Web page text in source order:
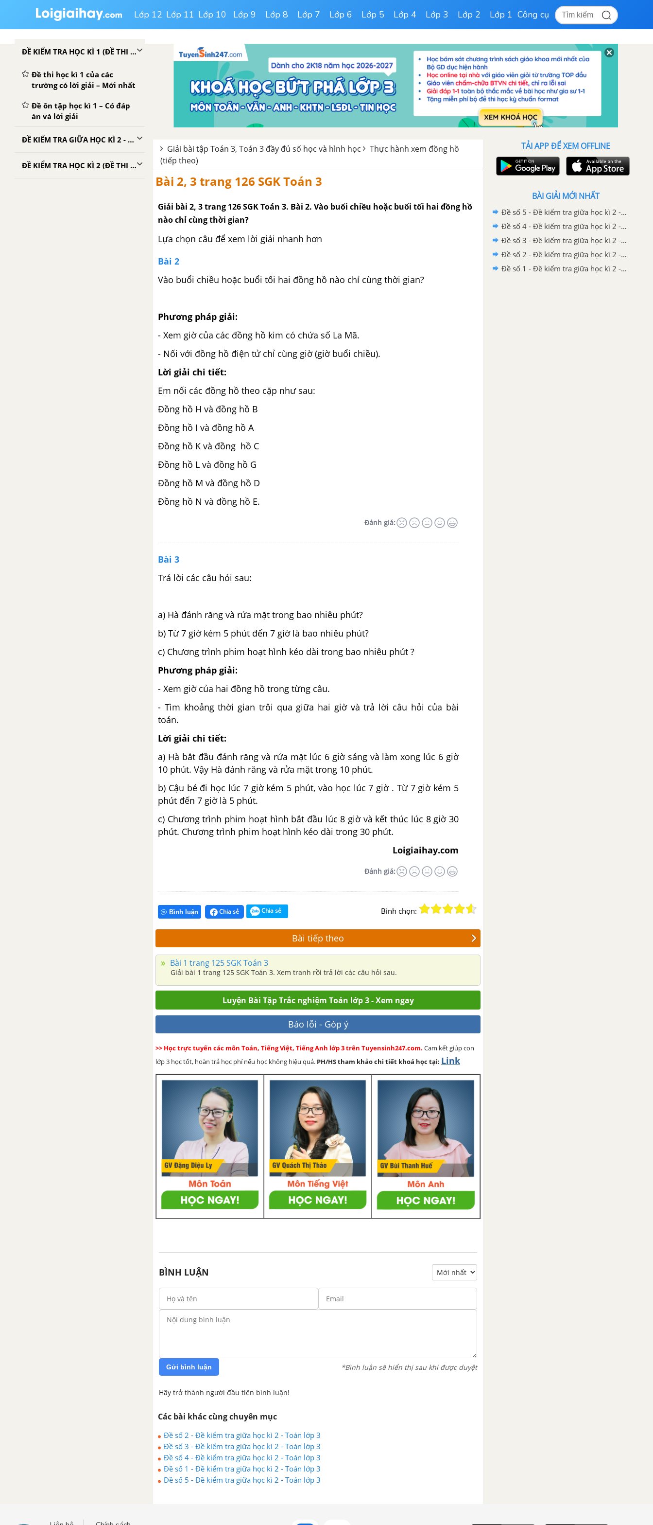
Lớp 12 Lớp 11 Lớp 10 Lớp 9 Lớp 8 Lớp 7 Lớp 6 Lớp 5 Lớp 4 Lớp 3 Lớp 2 Lớp 1 Công cụ
ĐỀ KIỂM TRA HỌC KÌ 1 (ĐỀ THI HỌC KÌ 1) - TOÁN LỚP 3
Đề thi học kì 1 của các
trường có lời giải – Mới nhất
Đề ôn tập học kì 1 – Có đáp
án và lời giải
ĐỀ KIỂM TRA GIỮA HỌC KÌ 2 - TOÁN 3
ĐỀ KIỂM TRA HỌC KÌ 2 (ĐỀ THI HỌC KÌ 2) - TOÁN LỚP 3
Giải bài tập Toán 3, Toán 3 đầy đủ số học và hình học
Thực hành xem đồng hồ
(tiếp theo)
Bài 2, 3 trang 126 SGK Toán 3
Giải bài 2, 3 trang 126 SGK Toán 3. Bài 2. Vào buổi chiều hoặc buổi tối hai đồng hồ
nào chỉ cùng thời gian?
Lựa chọn câu để xem lời giải nhanh hơn
Bài 2
Vào buổi chiều hoặc buổi tối hai đồng hồ nào chỉ cùng thời gian?
Phương pháp giải:
- Xem giờ của các đồng hồ kim có chứa số La Mã.
- Nối với đồng hồ điện tử chỉ cùng giờ (giờ buổi chiều).
Lời giải chi tiết:
Em nối các đồng hồ theo cặp như sau:
Đồng hồ H và đồng hồ B
Đồng hồ I và đồng hồ A
Đồng hồ K và đồng hồ C
Đồng hồ L và đồng hồ G
Đồng hồ M và đồng hồ D
Đồng hồ N và đồng hồ E.
Đánh giá:
Bài 3
Trả lời các câu hỏi sau:
a) Hà đánh răng và rửa mặt trong bao nhiêu phút?
b) Từ 7 giờ kém 5 phút đến 7 giờ là bao nhiêu phút?
c) Chương trình phim hoạt hình kéo dài trong bao nhiêu phút ?
Phương pháp giải:
- Xem giờ của hai đồng hồ trong từng câu.
- Tìm khoảng thời gian trôi qua giữa hai giờ và trả lời câu hỏi của bài
toán.
Lời giải chi tiết:
a) Hà bắt đầu đánh răng và rửa mặt lúc 6 giờ sáng và làm xong lúc 6 giờ
10 phút. Vậy Hà đánh răng và rửa mặt trong 10 phút.
b) Cậu bé đi học lúc 7 giờ kém 5 phút, vào học lúc 7 giờ . Từ 7 giờ kém 5
phút đến 7 giờ là 5 phút.
c) Chương trình phim hoạt hình bắt đầu lúc 8 giờ và kết thúc lúc 8 giờ 30
phút. Chương trình phim hoạt hình kéo dài trong 30 phút.
Loigiaihay.com
Đánh giá:
Bình luận Chia sẻ Chia sẻ Bình chọn:
Bài tiếp theo
Bài 1 trang 125 SGK Toán 3
Giải bài 1 trang 125 SGK Toán 3. Xem tranh rồi trả lời các câu hỏi sau.
Luyện Bài Tập Trắc nghiệm Toán lớp 3 - Xem ngay
Báo lỗi - Góp ý
>> Học trực tuyến các môn Toán, Tiếng Việt, Tiếng Anh lớp 3 trên Tuyensinh247.com. Cam kết giúp con
lớp 3 học tốt, hoàn trả học phí nếu học không hiệu quả. PH/HStham khảo chi tiết khoá học tại: Link
BÌNH LUẬN
Gửi bình luận *Bình luận sẽ hiển thị sau khi được duyệt
Hãy trở thành người đầu tiên bình luận!
Các bài khác cùng chuyên mục
Đề số 2 - Đề kiểm tra giữa học kì 2 - Toán lớp 3
Đề số 3 - Đề kiểm tra giữa học kì 2 - Toán lớp 3
Đề số 4 - Đề kiểm tra giữa học kì 2 - Toán lớp 3
Đề số 1 - Đề kiểm tra giữa học kì 2 - Toán lớp 3
Đề số 5 - Đề kiểm tra giữa học kì 2 - Toán lớp 3
TẢI APP ĐỂ XEM OFFLINE
BÀI GIẢI MỚI NHẤT
Đề số 5 - Đề kiểm tra giữa học kì 2 - Toán lớp 3
Đề số 4 - Đề kiểm tra giữa học kì 2 - Toán lớp 3
Đề số 3 - Đề kiểm tra giữa học kì 2 - Toán lớp 3
Đề số 2 - Đề kiểm tra giữa học kì 2 - Toán lớp 3
Đề số 1 - Đề kiểm tra giữa học kì 2 - Toán lớp 3